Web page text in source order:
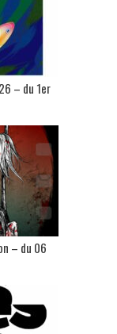
– du 1er
– du 06